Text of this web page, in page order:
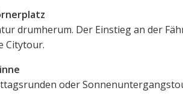
drumherum. Der Einstieg an der
Citytour.
oder